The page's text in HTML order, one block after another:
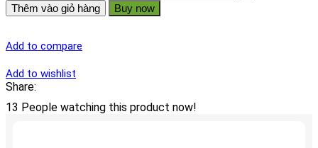
Thêm vào giỏ hàng Buy now
Add to compare
Add to wishlist
Share:
13 People watching this product now!